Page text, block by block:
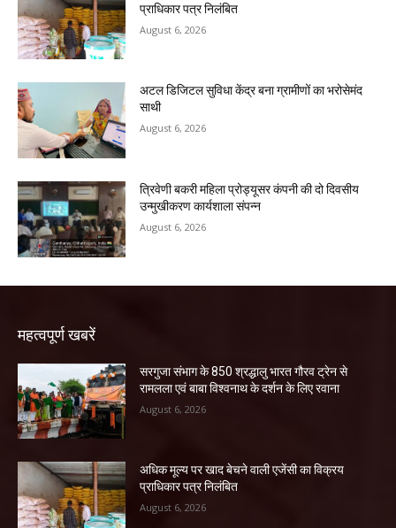
प्राधिकार पत्र निलंबित
August 6, 2026
अटल डिजिटल सुविधा केंद्र बना ग्रामीणों का भरोसेमंद
साथी
August 6, 2026
त्रिवेणी बकरी महिला प्रोड्यूसर कंपनी की दो दिवसीय
उन्मुखीकरण कार्यशाला संपन्न
August 6, 2026
महत्वपूर्ण खबरें
सरगुजा संभाग के 850 श्रद्धालु भारत गौरव ट्रेन से
रामलला एवं बाबा विश्वनाथ के दर्शन के लिए रवाना
August 6, 2026
अधिक मूल्य पर खाद बेचने वाली एजेंसी का विक्रय
प्राधिकार पत्र निलंबित
August 6, 2026